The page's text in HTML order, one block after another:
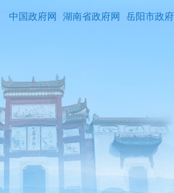
中国政府网 湖南省政府网 岳阳市政